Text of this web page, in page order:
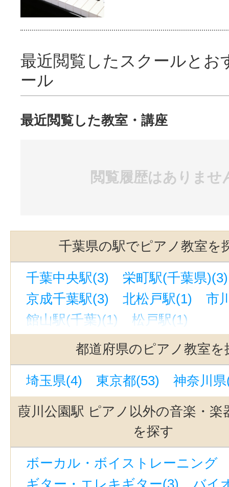
最近閲覧したスクールとお
ール
最近閲覧した教室・講座
閲覧履歴はありませ
千葉県の駅でピアノ教室を
千葉中央駅(3)
栄町駅(千葉県)(3)
京成千葉駅(3)
北松戸駅(1)
市
館山駅(千葉)(1)
松戸駅(1)
都道府県のピアノ教室を
埼玉県(4) 東京都(53)
神奈川
葭川公園駅 ピアノ以外の音楽・楽
を探す
ボーカル・ボイストレーニング
ギター・エレキギター(3)
バイ